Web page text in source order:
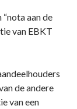
aan de
van EBKT
de andere
van een